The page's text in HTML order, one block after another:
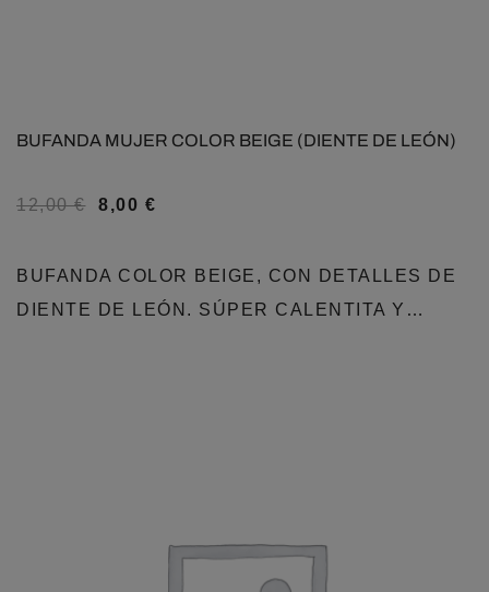
BUFANDA MUJER COLOR BEIGE (DIENTE DE LEÓN)
12,00€ 8,00 €
BUFANDA COLOR BEIGE, CON DETALLES DE
DIENTE DE LEÓN. SÚPER CALENTITA Y…